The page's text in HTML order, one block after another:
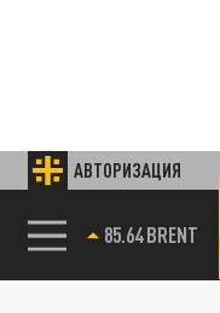
АВТОРИЗАЦИЯ
85.64 BRENT